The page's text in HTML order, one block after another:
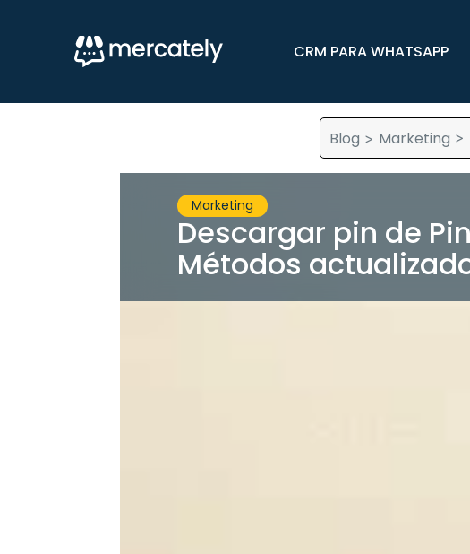
CRM PARA WHATSAPP
Blog > Marketing >
Marketing
Descargar pin de
Métodos